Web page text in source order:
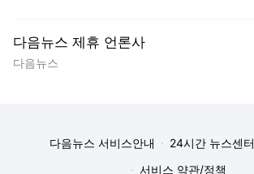
다음뉴스 제휴 언론사
다음뉴스
다음뉴스 서비스안내 24시간 뉴스센터
서비스 약관/정책